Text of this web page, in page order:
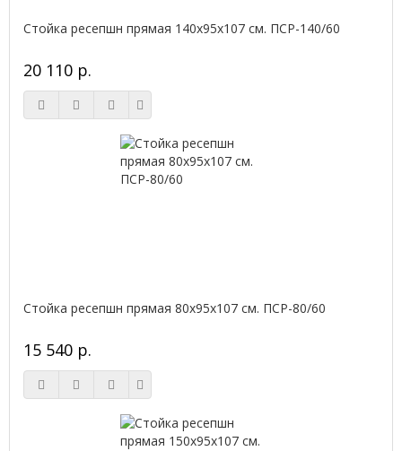
Стойка ресепшн прямая 140х95х107 см. ПСР-140/60
20 110 р.
Стойка ресепшн прямая 80х95х107 см. ПСР-80/60
15 540 р.